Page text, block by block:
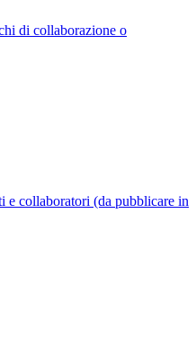
di collaborazione o
e collaboratori (da pubblicare in